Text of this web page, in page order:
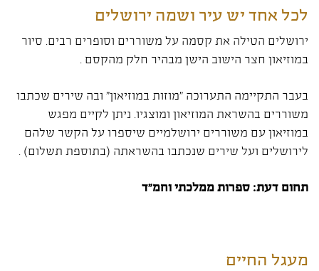
לכל אחד יש עיר ושמה ירושלים
ירושלים הטילה את קסמה על משוררים וסופרים רבים. סיור
במוזיאון חצר הישוב הישן מבהיר חלק מהקסם .
בעבר התקיימה התערוכה "מוזות במוזיאון" ובה שירים שכתבו
משוררים בהשראת המוזיאון ומוצגיו. ניתן לקיים מפגש
במוזיאון עם משוררים ירושלמיים שיספרו על הקשר שלהם
לירושלים ועל שירים שנכתבו בהשראתה (בתוספת תשלום) .
תחום דעת: ספרות ממלכתי וחמ"ד
מעגל החיים